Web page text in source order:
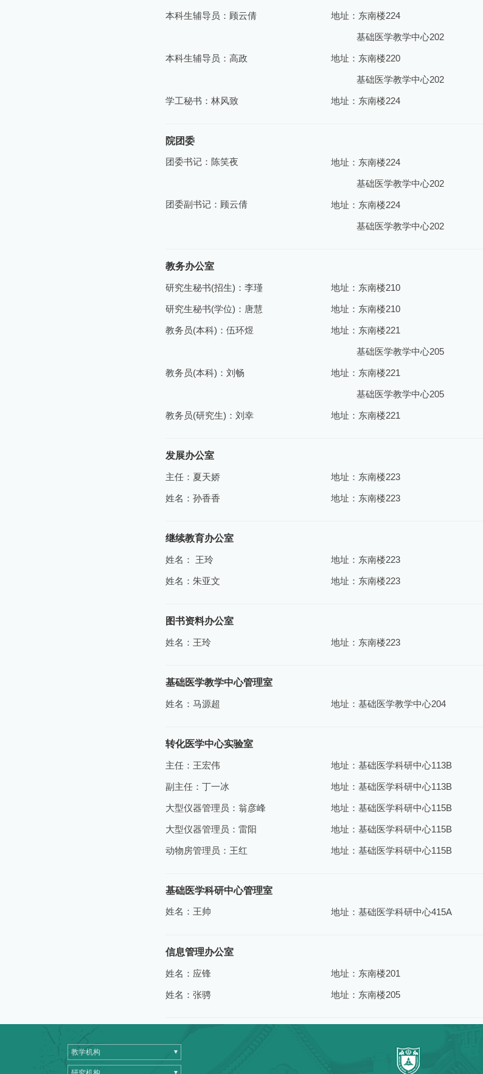
本科生辅导员：顾云倩 地址：东南楼224
基础医学教学中心202
本科生辅导员：高政 地址：东南楼220
基础医学教学中心202
学工秘书：林风致 地址：东南楼224
院团委
团委书记：陈笑夜 地址：东南楼224
基础医学教学中心202
团委副书记：顾云倩 地址：东南楼224
基础医学教学中心202
教务办公室
研究生秘书(招生)：李瑾 地址：东南楼210
研究生秘书(学位)：唐慧 地址：东南楼210
教务员(本科)：伍环煜 地址：东南楼221
基础医学教学中心205
教务员(本科)：刘畅 地址：东南楼221
基础医学教学中心205
教务员(研究生)：刘幸 地址：东南楼221
发展办公室
主任：夏天娇 地址：东南楼223
姓名：孙香香 地址：东南楼223
继续教育办公室
姓名： 王玲 地址：东南楼223
姓名：朱亚文 地址：东南楼223
图书资料办公室
姓名：王玲 地址：东南楼223
基础医学教学中心管理室
姓名：马源超 地址：基础医学教学中心204
转化医学中心实验室
主任：王宏伟 地址：基础医学科研中心113B
副主任：丁一冰 地址：基础医学科研中心113B
大型仪器管理员：翁彦峰 地址：基础医学科研中心115B
大型仪器管理员：雷阳 地址：基础医学科研中心115B
动物房管理员：王红 地址：基础医学科研中心115B
基础医学科研中心管理室
姓名：王帅 地址：基础医学科研中心415A
信息管理办公室
姓名：应锋 地址：东南楼201
姓名：张骋 地址：东南楼205
教学机构